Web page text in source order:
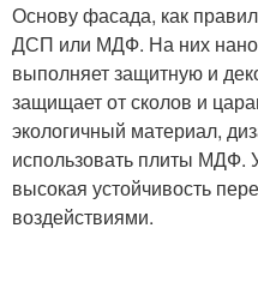
Основу фасада, как
ДСП или МДФ. На них
выполняет защитную и
защищает от сколов и
экологичный материал,
использовать плиты МДФ.
высокая устойчивость
воздействиями.